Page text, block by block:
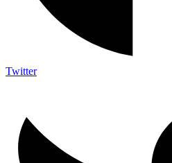
Twitter